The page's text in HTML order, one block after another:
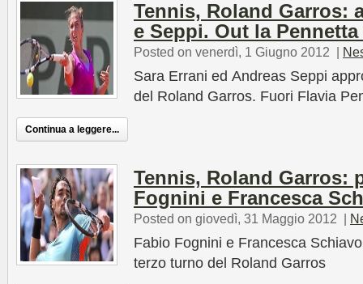
Tennis, Roland Garros:
e Seppi. Out la
Posted on venerdì, 1 Giugno 2012 |
Sara Errani ed Andreas Seppi
del Roland Garros. Fuori Flavia
Continua a leggere...
Tennis, Roland Garros:
Fognini e Francesca
Posted on giovedì, 31 Maggio 2012 |
Fabio Fognini e Francesca
terzo turno del Roland Garros